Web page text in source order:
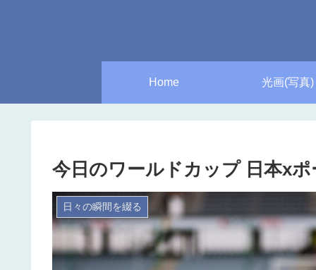
Home 光画(写真)
今日のワールドカップ 日本x
日々の瞬間を綴る